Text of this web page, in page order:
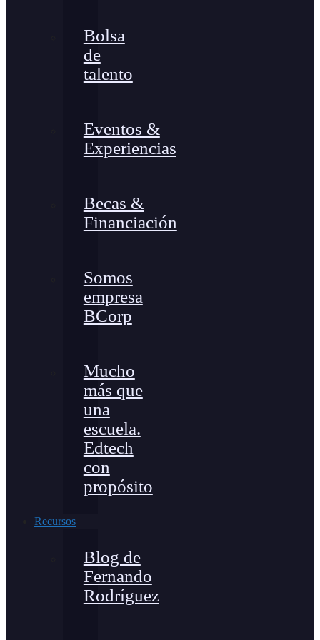
Bolsa
de
talento
Eventos &
Experiencias
Becas &
Financiación
Somos
empresa
BCorp
Mucho
más que
una
escuela.
Edtech
con
propósito
Recursos
Blog de
Fernando
Rodríguez